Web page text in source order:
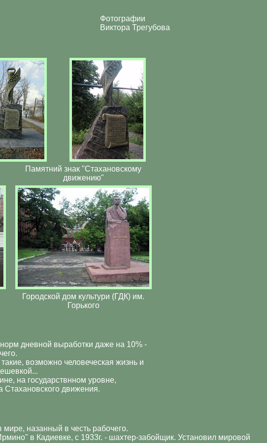
Фотографии
Виктора Трегубова
Памятний знак "Стахановскому
движению"
Городской дом культури (ГДК) им.
Горького
дневной выработки даже на 10% -
возможно человеческая жизнь и
на государствнном уровне,
Стахановского движения.
мире, назанный в честь рабочего.
в Кадиевке, с 1933г. - шахтер-забойщик. Установил мировой